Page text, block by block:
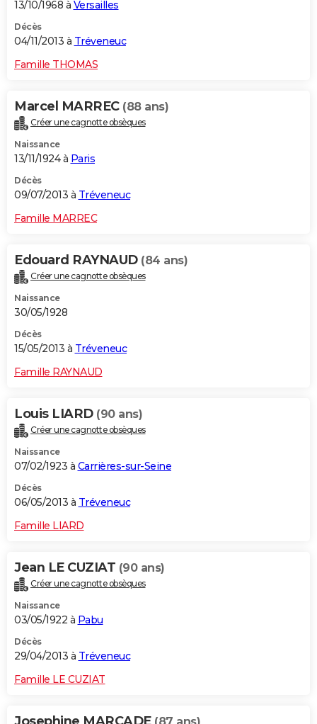
13/10/1968 à Versailles
Décès
04/11/2013 à Tréveneuc
Famille THOMAS
Marcel MARREC (88 ans)
Créer une cagnotte obsèques
Naissance
13/11/1924 à Paris
Décès
09/07/2013 à Tréveneuc
Famille MARREC
Edouard RAYNAUD (84 ans)
Créer une cagnotte obsèques
Naissance
30/05/1928
Décès
15/05/2013 à Tréveneuc
Famille RAYNAUD
Louis LIARD (90 ans)
Créer une cagnotte obsèques
Naissance
07/02/1923 à Carrières-sur-Seine
Décès
06/05/2013 à Tréveneuc
Famille LIARD
Jean LE CUZIAT (90 ans)
Créer une cagnotte obsèques
Naissance
03/05/1922 à Pabu
Décès
29/04/2013 à Tréveneuc
Famille LE CUZIAT